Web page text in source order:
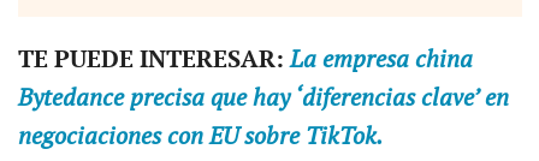
TE PUEDE INTERESAR:La empresa china
Bytedance precisa que hay ‘diferencias clave’ en
negociaciones con EU sobre TikTok.